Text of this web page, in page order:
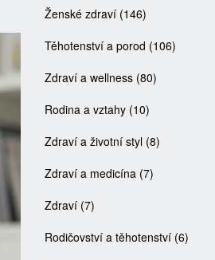
Ženské zdraví (146)
Těhotenství a porod (106)
Zdraví a wellness (80)
Rodina a vztahy (10)
Zdraví a životní styl (8)
Zdraví a medicína (7)
Zdraví (7)
Rodičovství a těhotenství (6)